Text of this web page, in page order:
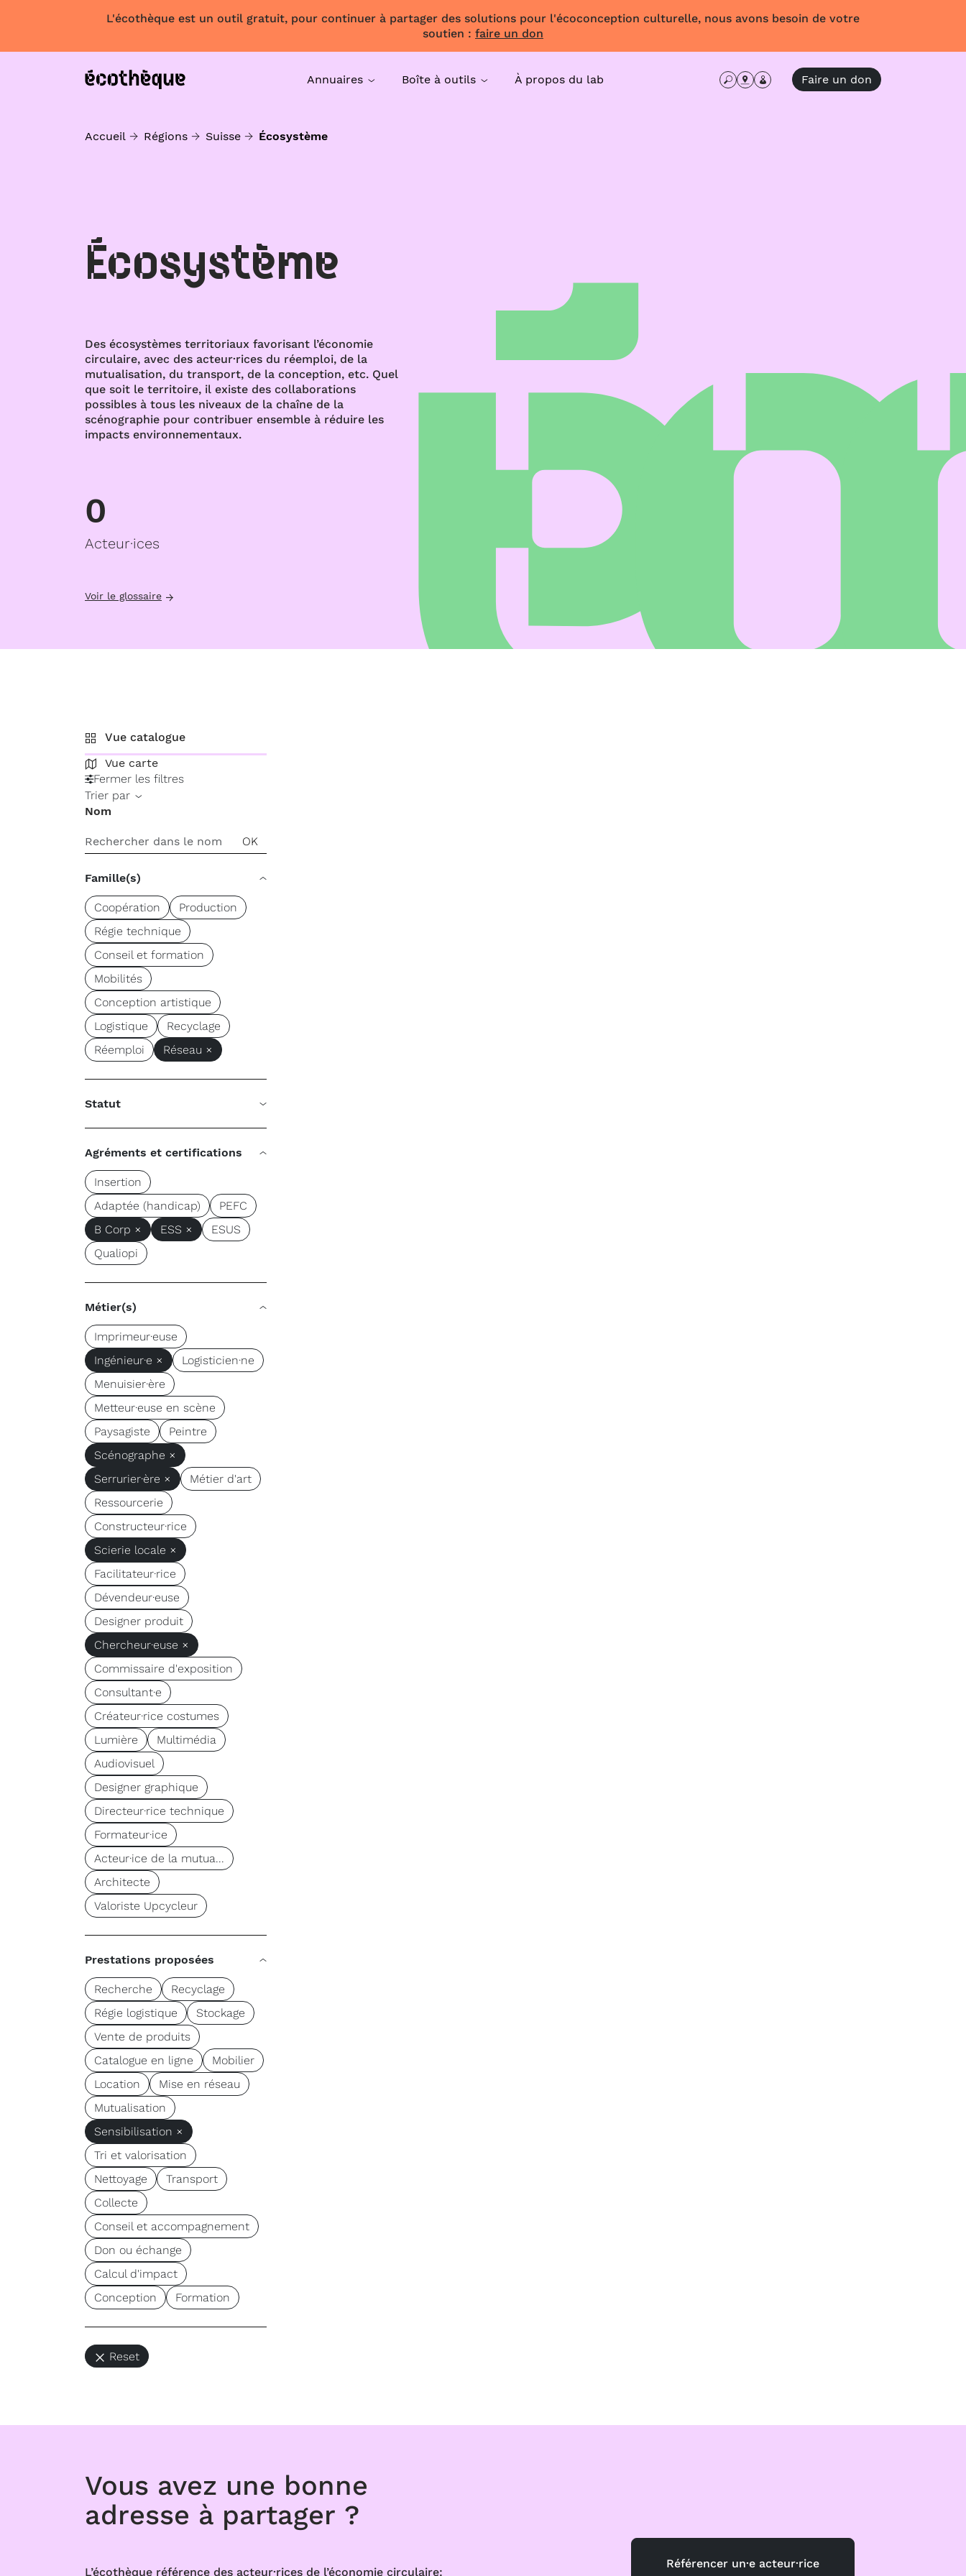
L'écothèque est un outil gratuit, pour continuer à partager des solutions pour l'écoconception culturelle, nous avons besoin de votre
soutien : faire un don
Annuaires Boîte à outils À propos du lab Faire un don
Accueil Régions Suisse Écosystème
Écosystème
Des écosystèmes territoriaux favorisant l’économie
circulaire, avec des acteur·rices du réemploi, de la
mutualisation, du transport, de la conception, etc. Quel
que soit le territoire, il existe des collaborations
possibles à tous les niveaux de la chaîne de la
scénographie pour contribuer ensemble à réduire les
impacts environnementaux.
0
Acteur·ices
Voir le glossaire
Vue catalogue
Vue carte
Fermer les filtres
Trier par
Nom
Famille(s)
Coopération
Production
Régie technique
Conseil et formation
Mobilités
Conception artistique
Logistique
Recyclage
Réemploi
Réseau ×
Statut
Agréments et certifications
Insertion
Adaptée (handicap)
PEFC
B Corp ×
ESS ×
ESUS
Qualiopi
Métier(s)
Imprimeur·euse
Ingénieur·e ×
Logisticien·ne
Menuisier·ère
Metteur·euse en scène
Paysagiste
Peintre
Scénographe ×
Serrurier·ère ×
Métier d'art
Ressourcerie
Constructeur·rice
Scierie locale ×
Facilitateur·rice
Dévendeur·euse
Designer produit
Chercheur·euse ×
Commissaire d'exposition
Consultant·e
Créateur·rice costumes
Lumière
Multimédia
Audiovisuel
Designer graphique
Directeur·rice technique
Formateur·ice
Acteur·ice de la mutua...
Architecte
Valoriste Upcycleur
Prestations proposées
Recherche
Recyclage
Régie logistique
Stockage
Vente de produits
Catalogue en ligne
Mobilier
Location
Mise en réseau
Mutualisation
Sensibilisation ×
Tri et valorisation
Nettoyage
Transport
Collecte
Conseil et accompagnement
Don ou échange
Calcul d'impact
Conception
Formation
Reset
Vous avez une bonne
adresse à partager ?
L’écothèque référence des acteur·rices de l’économie circulaire:
Référencer un·e acteur·rice